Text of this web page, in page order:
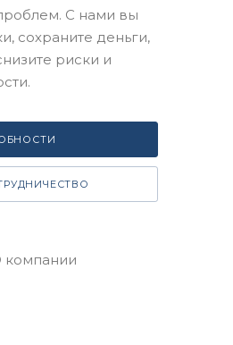
С нами вы
сохраните деньги,
риски и